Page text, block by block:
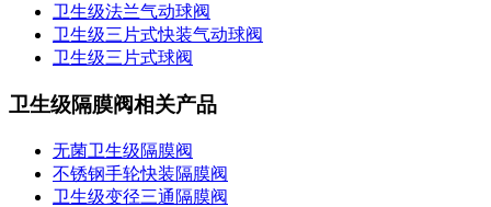
卫生级法兰气动球阀
卫生级三片式快装气动球阀
卫生级三片式球阀
卫生级隔膜阀相关产品
无菌卫生级隔膜阀
不锈钢手轮快装隔膜阀
卫生级变径三通隔膜阀